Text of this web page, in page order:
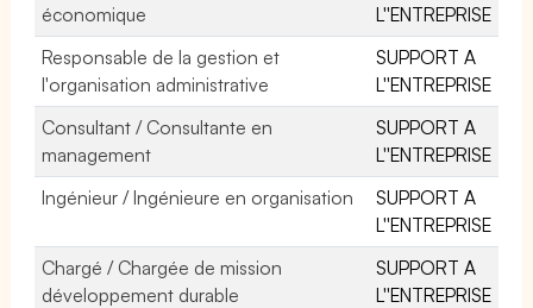
économique
L''ENTREPRISE
Responsable de la gestion et
l'organisation administrative
SUPPORT A
L''ENTREPRISE
Consultant / Consultante en
management
SUPPORT A
L''ENTREPRISE
Ingénieur / Ingénieure en organisation
SUPPORT A
L''ENTREPRISE
Chargé / Chargée de mission
développement durable
SUPPORT A
L''ENTREPRISE